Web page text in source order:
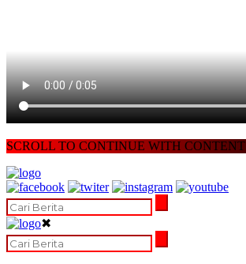
SCROLL TO CONTINUE WITH CONTENT
✖